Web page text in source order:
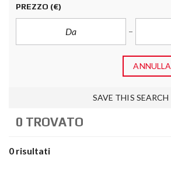
PREZZO (€)
ANNULLA
SAVE THIS SEARCH
0 TROVATO
0 risultati